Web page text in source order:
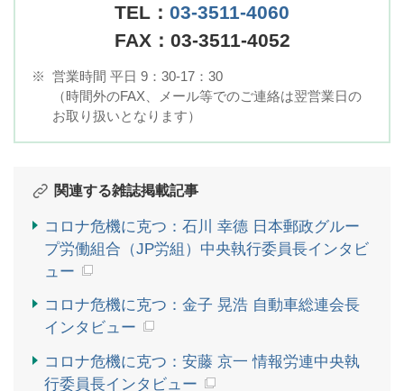
TEL： 03-3511-4060
FAX：03-3511-4052
※ 営業時間 平日 9：30-17：30
（時間外のFAX、メール等でのご連絡は翌営業日の
お取り扱いとなります）
関連する雑誌掲載記事
コロナ危機に克つ：石川 幸德 日本郵政グルー
プ労働組合（JP労組）中央執行委員長インタビ
ュー
コロナ危機に克つ：金子 晃浩 自動車総連会長
インタビュー
コロナ危機に克つ：安藤 京一 情報労連中央執
行委員長インタビュー